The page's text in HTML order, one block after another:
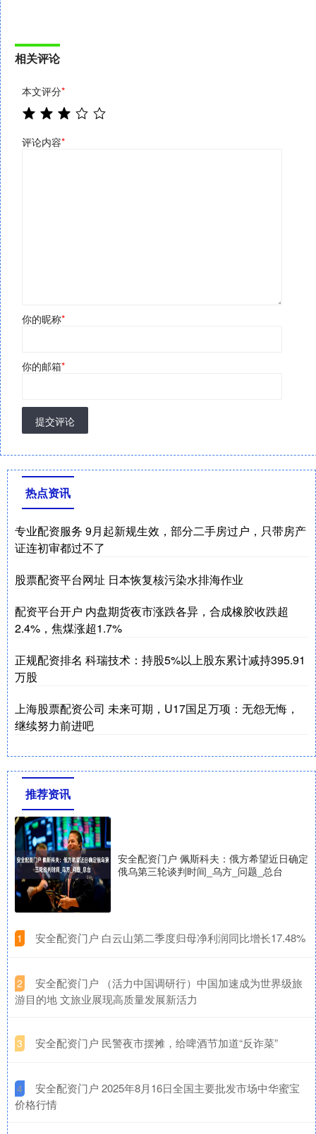
相关评论
本文评分*
评论内容*
你的昵称*
你的邮箱*
提交评论
热点资讯
专业配资服务 9月起新规生效，部分二手房过户，只带房产
证连初审都过不了
股票配资平台网址 日本恢复核污染水排海作业
配资平台开户 内盘期货夜市涨跌各异，合成橡胶收跌超
2.4%，焦煤涨超1.7%
正规配资排名 科瑞技术：持股5%以上股东累计减持395.91
万股
上海股票配资公司 未来可期，U17国足万项：无怨无悔，
继续努力前进吧
推荐资讯
安全配资门户 佩斯科夫：俄方希望近日确定
俄乌第三轮谈判时间_乌方_问题_总台
1 ​安全配资门户 白云山第二季度归母净利润同比增长17.48%
2
​安全配资门户 （活力中国调研行）中国加速成为世界级旅
游目的地 文旅业展现高质量发展新活力
3 ​安全配资门户 民警夜市摆摊，给啤酒节加道“反诈菜”
4
​安全配资门户 2025年8月16日全国主要批发市场中华蜜宝
价格行情